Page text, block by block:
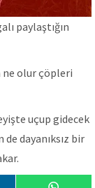
paylaştığın
ne olur çöpleri
uçup gidecek
dayanıksız bir